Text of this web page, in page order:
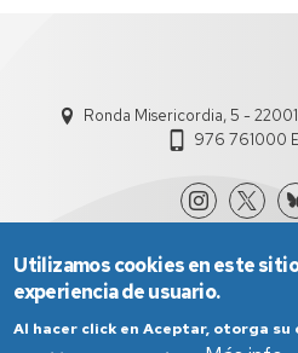
Ronda Misericordia, 5 -
976 761000
Utilizamos cookies en este
experiencia de usuario.
Al hacer click en Aceptar, otorga